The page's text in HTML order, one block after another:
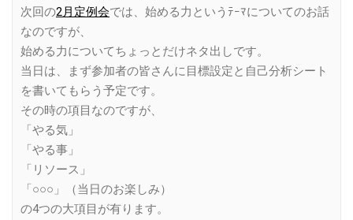
次回の2月定例会では、始める力というﾃｰﾏについてのお話
なのですが、
始める力についてちょっとだけネタ出しです。
当日は、まず参加者の皆さんに目標設定と自己分析シート
を書いてもらう予定です。
その時の項目なのですが、
「やる気」
「やる事」
「リソース」
「○○○」（当日のお楽しみ）
の4つの大項目が有ります。